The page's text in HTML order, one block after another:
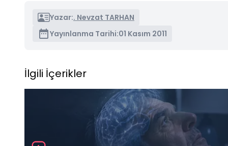
Yazar:. Nevzat TARHAN
Yayınlanma Tarihi:01 Kasım 2011
İlgili İçerikler